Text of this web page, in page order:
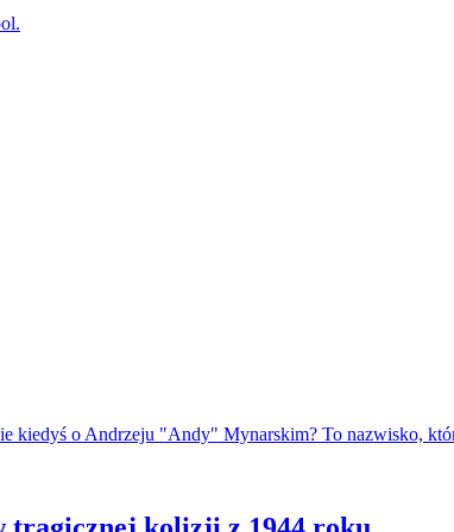
kiedyś o Andrzeju "Andy" Mynarskim? To nazwisko,